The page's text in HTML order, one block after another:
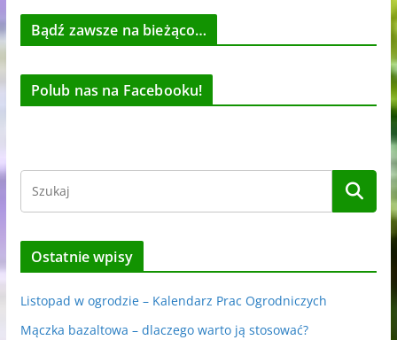
Bądź zawsze na bieżąco…
Polub nas na Facebooku!
Ostatnie wpisy
Listopad w ogrodzie – Kalendarz Prac Ogrodniczych
Mączka bazaltowa – dlaczego warto ją stosować?